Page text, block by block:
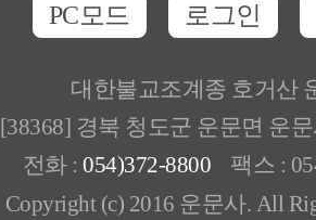
PC모드 로그인
대한불교조계종 호거산
[38368] 경북 청도군 운문면 운
전화 : 054)372-8800 팩스 :
Copyright (c) 2016 운문사. All